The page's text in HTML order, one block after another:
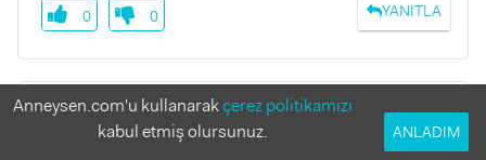
YANITLA
0 0
Ruzgarinanesi
4 yıl önce
Anneysen.com'u kullanarakçerez politikamızı
kabul etmiş olursunuz.
ANLADIM